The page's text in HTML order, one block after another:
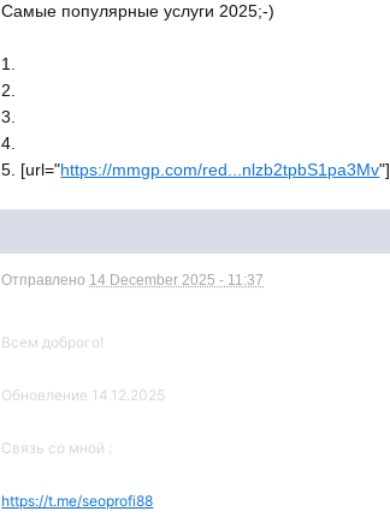
Самые популярные услуги 2025;-)
1.
2.
3.
4.
5. [url="https://mmgp.com/red...nlzb2tpbS1pa3Mv"]
Отправлено 14 December 2025 - 11:37
Всем доброго!
Обновление 14.12.2025
Связь со мной :
https://t.me/seoprofi88